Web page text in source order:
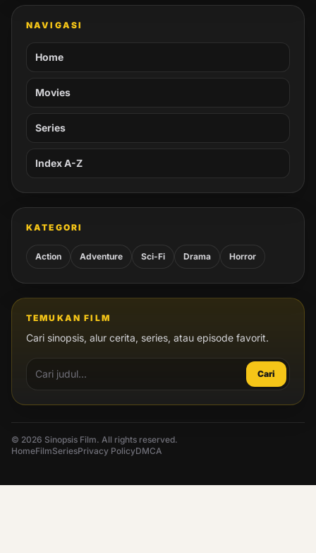
NAVIGASI
Home
Movies
Series
Index A-Z
KATEGORI
Action Adventure Sci-Fi Drama Horror
TEMUKAN FILM
Cari sinopsis, alur cerita, series, atau episode favorit.
Cari
© 2026 Sinopsis Film. All rights reserved.
HomeFilmSeriesPrivacy PolicyDMCA